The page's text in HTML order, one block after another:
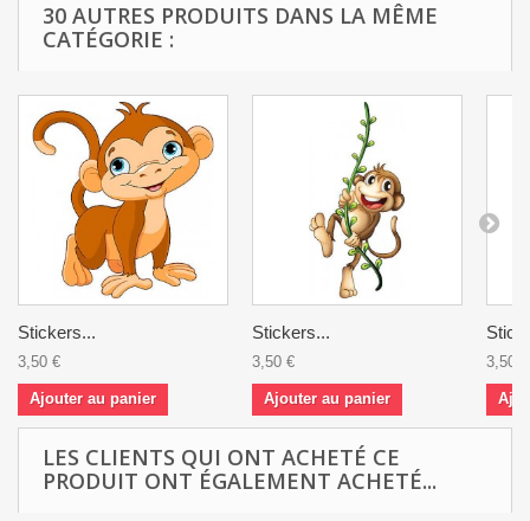
30 AUTRES PRODUITS DANS LA MÊME
CATÉGORIE :
Stickers...
3,50 €
Ajouter au panier
Stickers...
3,50 €
Ajouter au panier
3,50 €
LES CLIENTS QUI ONT ACHETÉ CE
PRODUIT ONT ÉGALEMENT ACHETÉ...